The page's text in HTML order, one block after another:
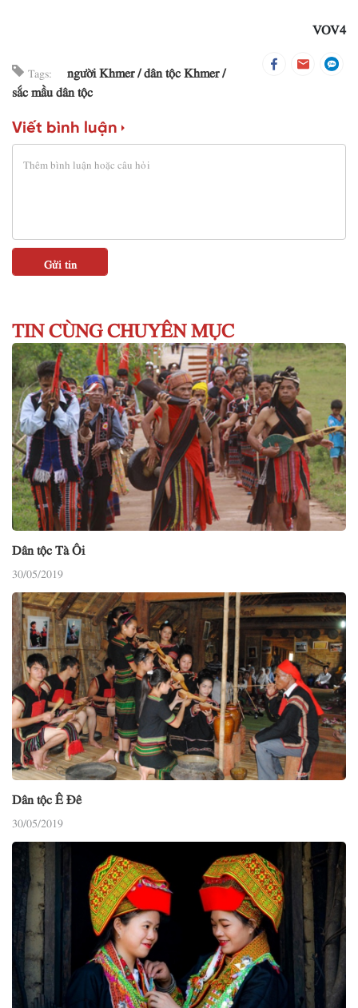
VOV4
Tags: người Khmer dân tộc Khmer
sắc mầu dân tộc
Viết bình luận
TIN CÙNG CHUYÊN MỤC
Dân tộc Tà Ôi
30/05/2019
Dân tộc Ê Đê
30/05/2019